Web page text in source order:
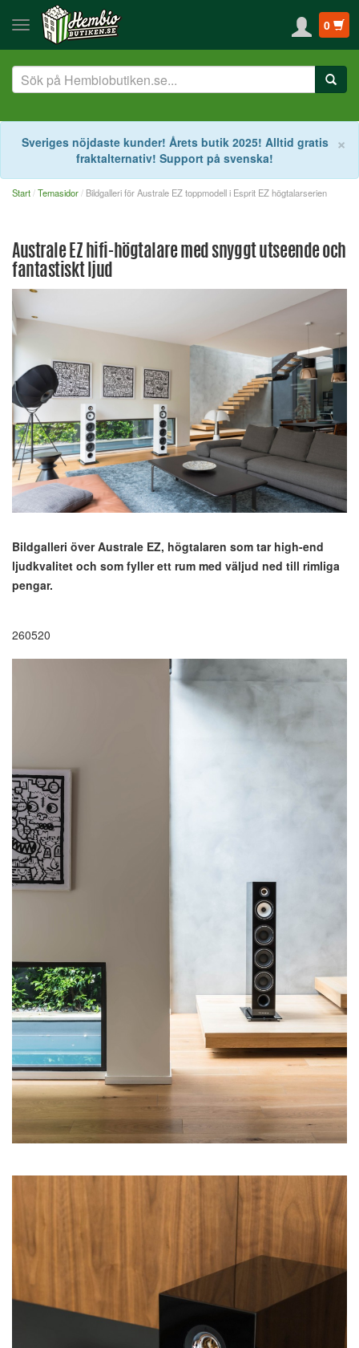
0
×
Sveriges nöjdaste kunder! Årets butik 2025! Alltid gratis
fraktalternativ! Support på svenska!
Start Temasidor Bildgalleri för Australe EZ toppmodell i Esprit EZ högtalarserien
Australe EZ hifi-högtalare med snyggt utseende och
fantastiskt ljud
Bildgalleri över Australe EZ, högtalaren som tar high-end
ljudkvalitet och som fyller ett rum med väljud ned till rimliga
pengar.
260520